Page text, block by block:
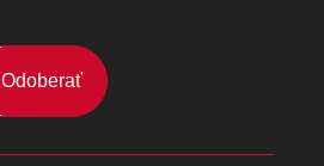
Odoberať